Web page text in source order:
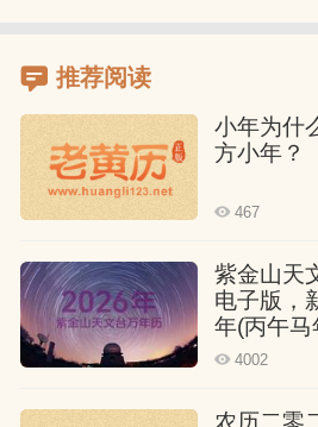
推荐阅读
小年为什
方小年？
467
紫金山天
电子版，
年(丙午马
4002
农历二零